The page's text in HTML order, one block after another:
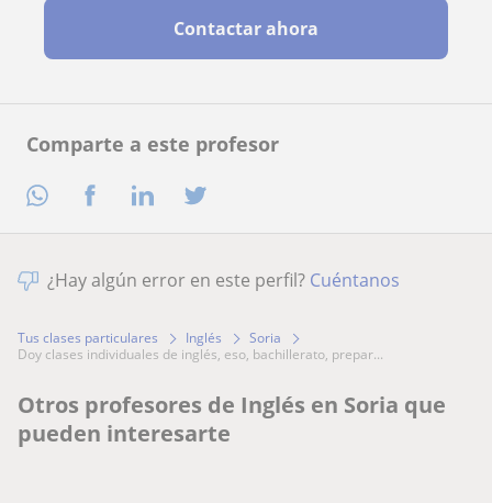
Comparte a este profesor
Contactar ahora
¿Hay algún error en este perfil? Cuéntanos
Tus clases particulares Inglés
Soria
doy clases individuales de inglés, eso, bachillerato, prepar...
Otros profesores de Inglés en Soria que
pueden interesarte